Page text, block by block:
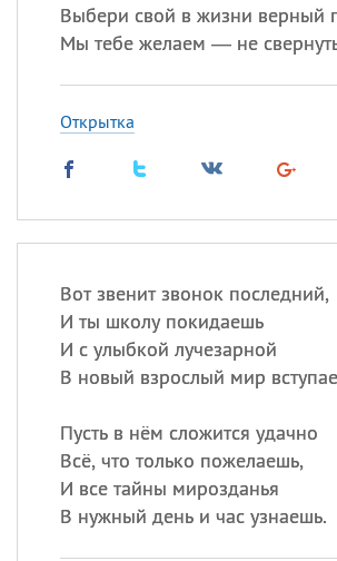
Выбери свой в жизни верный
Мы тебе желаем — не
Открытка
Вот звенит звонок последний,
И ты школу покидаешь
И с улыбкой лучезарной
В новый взрослый мир
Пусть в нём сложится удачно
Всё, что только пожелаешь,
И все тайны мирозданья
В нужный день и час узнаешь.